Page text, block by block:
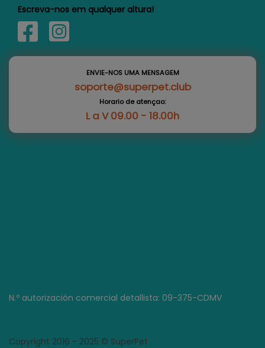
Escreva-nos em qualquer altura!
ENVIE-NOS UMA MENSAGEM
soporte@superpet.club
Horario de atençao:
L a V 09.00 - 18.00h
N.º autorización comercial detallista: 09-375-CDMV
Copyright 2016 - 2025 © SuperPet